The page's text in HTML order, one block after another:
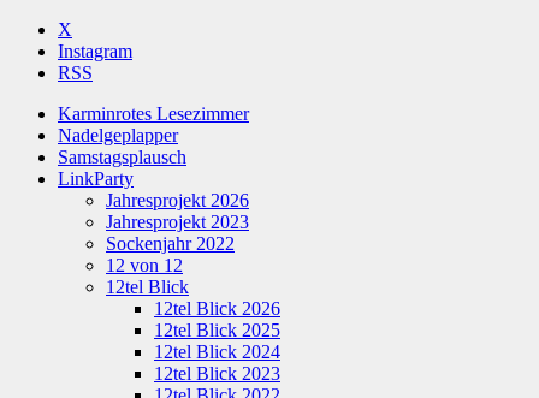
X
Instagram
RSS
Karminrotes Lesezimmer
Nadelgeplapper
Samstagsplausch
LinkParty
Jahresprojekt 2026
Jahresprojekt 2023
Sockenjahr 2022
12 von 12
12tel Blick
12tel Blick 2026
12tel Blick 2025
12tel Blick 2024
12tel Blick 2023